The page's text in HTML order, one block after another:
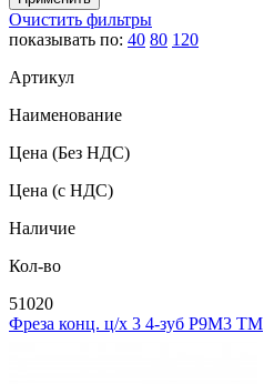
Очистить фильтры
показывать по: 40 80 120
Артикул
Наименование
Цена (Без НДС)
Цена (с НДС)
Наличие
Кол-во
51020
Фреза конц. ц/х 3 4-зуб Р9М3 ТМ